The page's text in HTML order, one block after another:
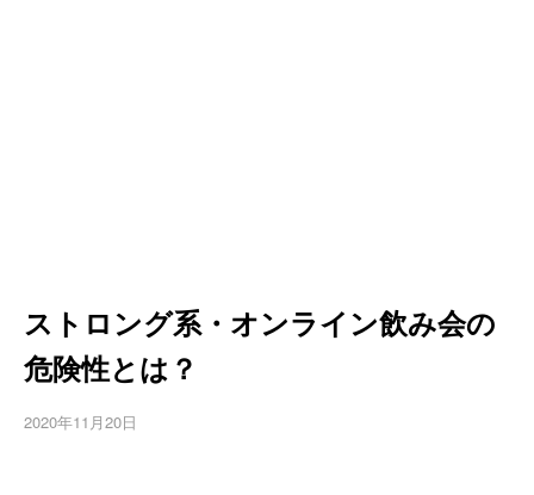
ストロング系・オンライン飲み会の
危険性とは？
2020年11月20日